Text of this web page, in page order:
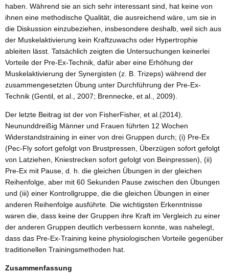
haben. Während sie an sich sehr interessant sind, hat keine von
ihnen eine methodische Qualität, die ausreichend wäre, um sie in
die Diskussion einzubeziehen, insbesondere deshalb, weil sich aus
der Muskelaktivierung kein Kraftzuwachs oder Hypertrophie
ableiten lässt. Tatsächlich zeigten die Untersuchungen keinerlei
Vorteile der Pre-Ex-Technik, dafür aber eine Erhöhung der
Muskelaktivierung der Synergisten (z. B. Trizeps) während der
zusammengesetzten Übung unter Durchführung der Pre-Ex-
Technik (Gentil, et al., 2007; Brennecke, et al., 2009).
Der letzte Beitrag ist der von FisherFisher, et al.(2014).
Neununddreißig Männer und Frauen führten 12 Wochen
Widerstandstraining in einer von drei Gruppen durch; (i) Pre-Ex
(Pec-Fly sofort gefolgt von Brustpressen, Überzügen sofort gefolgt
von Latziehen, Kniestrecken sofort gefolgt von Beinpressen), (ii)
Pre-Ex mit Pause, d. h. die gleichen Übungen in der gleichen
Reihenfolge, aber mit 60 Sekunden Pause zwischen den Übungen
und (iii) einer Kontrollgruppe, die die gleichen Übungen in einer
anderen Reihenfolge ausführte. Die wichtigsten Erkenntnisse
waren die, dass keine der Gruppen ihre Kraft im Vergleich zu einer
der anderen Gruppen deutlich verbessern konnte, was nahelegt,
dass das Pre-Ex-Training keine physiologischen Vorteile gegenüber
traditionellen Trainingsmethoden hat.
Zusammenfassung